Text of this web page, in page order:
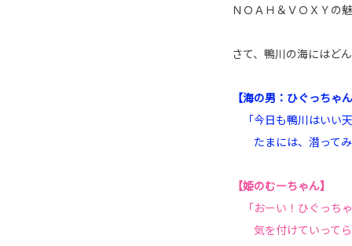
ＮＯＡＨ＆ＶＯＸＹの
さて、鴨川の海にはど
【海の男：ひぐっちゃ
「今日も鴨川はいい
たまには、潜って
【姫のむーちゃん】
「おーい！ひぐっち
気を付けていってら